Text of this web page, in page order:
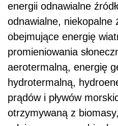
energii odnawialne
odnawialne, niekopalne
obejmujące energię
promieniowania
aerotermalną, energię
hydrotermalną,
prądów i pływów
otrzymywaną z